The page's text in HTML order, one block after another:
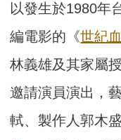
以發生於1980年
編電影的《世紀
林義雄及其家屬
邀請演員演出，
軾、製作人郭木